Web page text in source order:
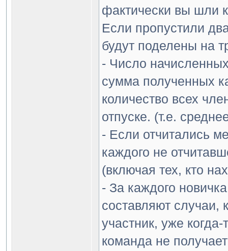
фактически вы шли
Если пропустили
будут поделены на
- Число
сумма полученных
количество всех
отпуске. (т.е.
- Если отчитались
каждого не
(включая тех, кто
- За каждого
составляют случаи,
участник, уже
команда не